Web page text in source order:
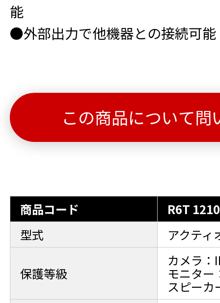
能
●外部出力で他機器との接続可能
この商品について問
商品コード
R6T
型式
アクティ
保護等級
カメラ：
モニター
スピーカ